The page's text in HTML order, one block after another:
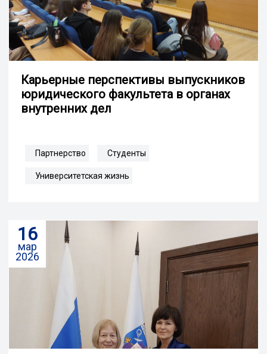
Карьерные перспективы выпускников
юридического факультета в органах
внутренних дел
Партнерство Студенты
Университетская жизнь
16
мар
2026